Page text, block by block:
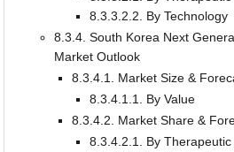
8.3.3.2.2. By Technology
8.3.4. South Korea Next
Market Outlook
8.3.4.1. Market Size &
8.3.4.1.1. By Value
8.3.4.2. Market Share &
8.3.4.2.1. By Therapeutic